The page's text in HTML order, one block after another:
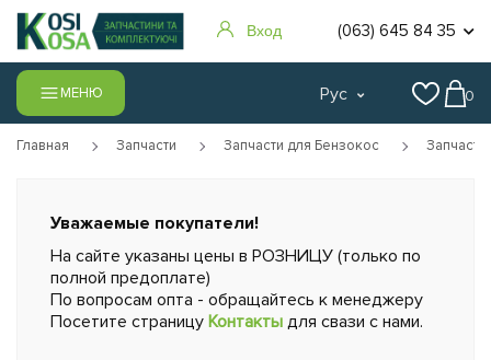
Вход (063) 645 84 35
МЕНЮ Рус 0
Главная Запчасти Запчасти для Бензокос
Уважаемые покупатели!
На сайте указаны цены в РОЗНИЦУ (только по
полной предоплате)
По вопросам опта - обращайтесь к менеджеру
Посетите страницу Контакты для свази с нами.